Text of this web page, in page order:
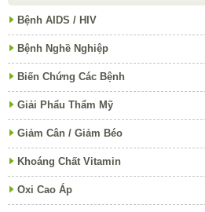
Bệnh AIDS / HIV
Bệnh Nghề Nghiệp
Biến Chứng Các Bệnh
Giải Phẩu Thẩm Mỹ
Giảm Cân / Giảm Béo
Khoáng Chất Vitamin
Oxi Cao Áp